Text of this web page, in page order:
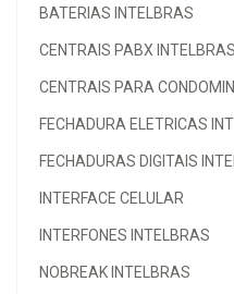
BATERIAS INTELBRAS
CENTRAIS PABX INTELBRAS
CENTRAIS PARA
FECHADURA ELETRICAS
FECHADURAS DIGITAIS
INTERFACE CELULAR
INTERFONES INTELBRAS
NOBREAK INTELBRAS